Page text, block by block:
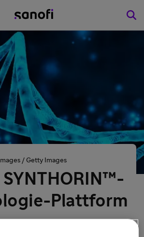
/ Getty Images
SYNTHORIN™-
Plattform